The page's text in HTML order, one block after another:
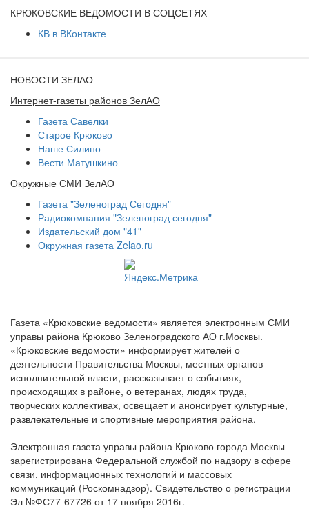
КРЮКОВСКИЕ ВЕДОМОСТИ В СОЦСЕТЯХ
КВ в ВКонтакте
НОВОСТИ ЗЕЛАО
Интернет-газеты районов ЗелАО
Газета Савелки
Старое Крюково
Наше Силино
Вести Матушкино
Окружные СМИ ЗелАО
Газета "Зеленоград Сегодня"
Радиокомпания "Зеленоград сегодня"
Издательский дом "41"
Окружная газета Zelao.ru
Газета «Крюковские ведомости» является электронным СМИ
управы района Крюково Зеленоградского АО г.Москвы.
«Крюковские ведомости» информирует жителей о
деятельности Правительства Москвы, местных органов
исполнительной власти, рассказывает о событиях,
происходящих в районе, о ветеранах, людях труда,
творческих коллективах, освещает и анонсирует культурные,
развлекательные и спортивные мероприятия района.
Электронная газета управы района Крюково города Москвы
зарегистрирована Федеральной службой по надзору в сфере
связи, информационных технологий и массовых
коммуникаций (Роскомнадзор). Свидетельство о регистрации
Эл №ФС77-67726 от 17 ноября 2016г.